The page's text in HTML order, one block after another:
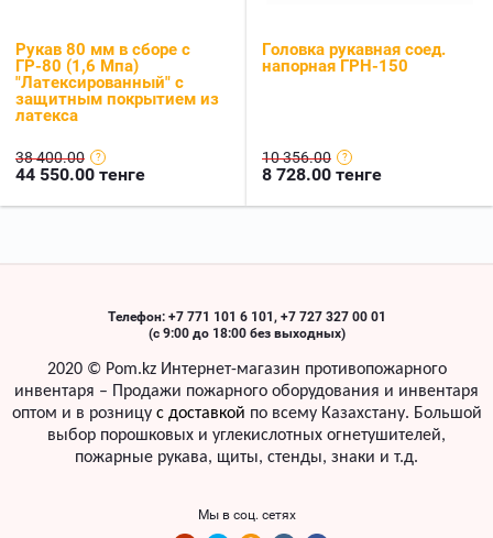
Рукав 80 мм в сборе с
ГР-80 (1,6 Мпа)
"Латексированный" с
защитным покрытием из
латекса
38 400.00
44 550.00 тенге
Головка рукавная соед.
напорная ГРН-150
10 356.00
8 728.00 тенге
Телефон: +7 771 101 6 101, +7 727 327 00 01
(с 9:00 до 18:00 без выходных)
2020 © Pom.kzИнтернет-магазин противопожарного
инвентаря – Продажи пожарного оборудования и инвентаря
оптом и в розницу с доставкой по всему Казахстану. Большой
выбор порошковых и углекислотных огнетушителей,
пожарные рукава, щиты, стенды, знаки и т.д.
Мы в соц. сетях